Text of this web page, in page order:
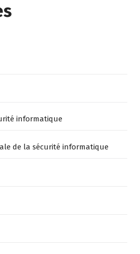
informatique
de la sécurité informatique